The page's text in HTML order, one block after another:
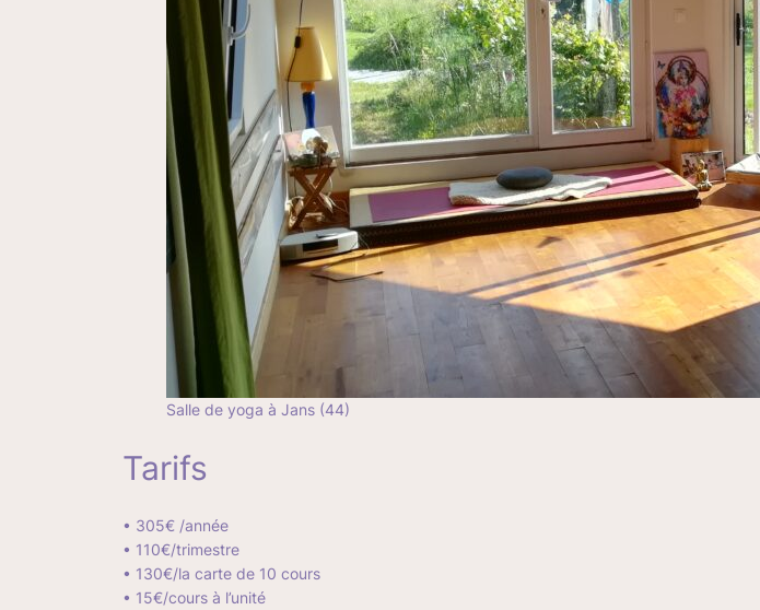
Salle de yoga à Jans (44)
Tarifs
• 305€ /année
• 110€/trimestre
• 130€/la carte de 10 cours
• 15€/cours à l’unité